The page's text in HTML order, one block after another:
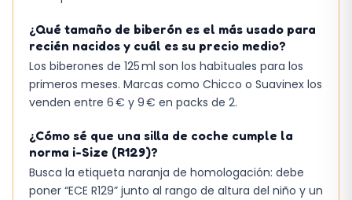
¿Qué tamaño de biberón es el más usado para
recién nacidos y cuál es su precio medio?
Los biberones de 125 ml son los habituales para los
primeros meses. Marcas como Chicco o Suavinex los
venden entre 6 € y 9 € en packs de 2.
¿Cómo sé que una silla de coche cumple la
norma i-Size (R129)?
Busca la etiqueta naranja de homologación: debe
poner “ECE R129” junto al rango de altura del niño y un